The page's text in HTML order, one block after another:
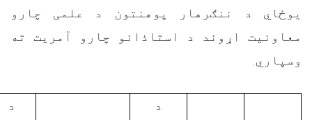
يوځاي د ننګرهار پوهنتون د علمی چارو
معاونيت اړوند د استاذانو چارو آمريت ته
وسپاري.
د
د